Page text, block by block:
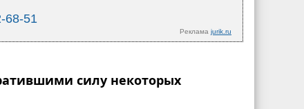
68-51
Реклама jurik.ru
силу некоторых